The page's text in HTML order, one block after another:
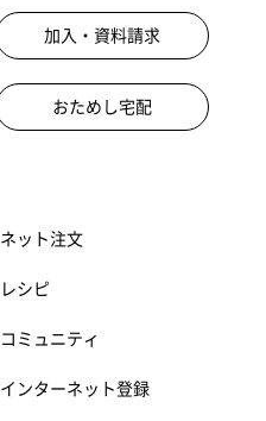
加入・資料請求
おためし宅配
ネット注文
レシピ
コミュニティ
インターネット登録